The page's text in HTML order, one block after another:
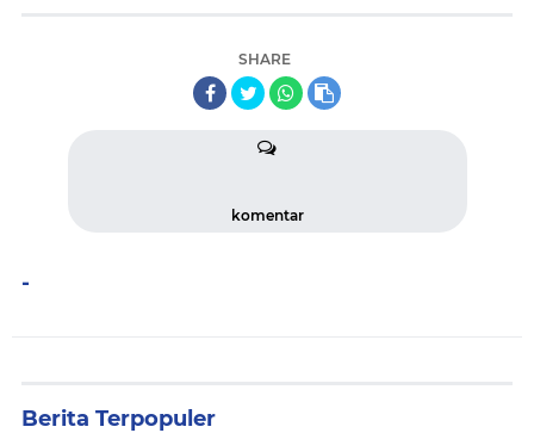
SHARE
komentar
-
Berita Terpopuler